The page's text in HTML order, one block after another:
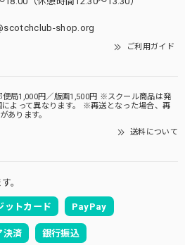
shop.org
ご利用ガイド
局1,000円／版画1,500円 ※スクール商品は発
よって異なります。 ※再送となった場合、再
あります。
送料について
。
ットカード PayPay
決済 銀行振込